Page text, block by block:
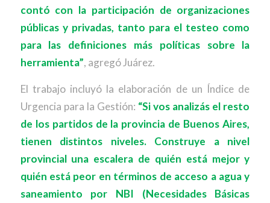
contó con la participación de organizaciones
públicas y privadas, tanto para el testeo como
para las definiciones más políticas sobre la
herramienta”, agregó Juárez.
El trabajo incluyó la elaboración de un Índice de
Urgencia para la Gestión: “Si vos analizás el resto
de los partidos de la provincia de Buenos Aires,
tienen distintos niveles. Construye a nivel
provincial una escalera de quién está mejor y
quién está peor en términos de acceso a agua y
saneamiento por NBI (Necesidades Básicas